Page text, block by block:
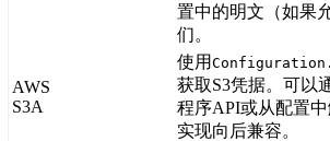
置中的明文（如果
们。
AWS
S3A
使用
获取S3凭据。可以
程序API或从配置
实现向后兼容。